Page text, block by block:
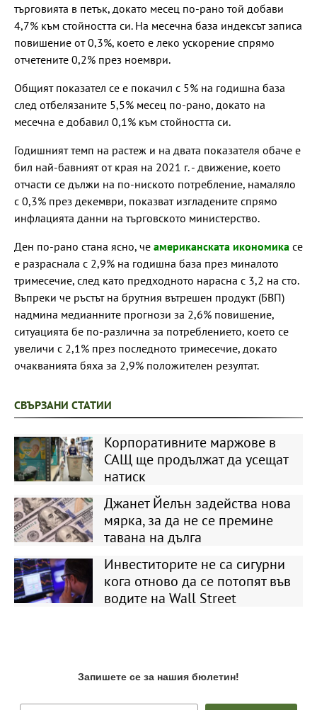
търговията в петък, докато месец по-рано той добави
4,7% към стойността си. На месечна база индексът записа
повишение от 0,3%, което е леко ускорение спрямо
отчетените 0,2% през ноември.
Общият показател се е покачил с 5% на годишна база
след отбелязаните 5,5% месец по-рано, докато на
месечна е добавил 0,1% към стойността си.
Годишният темп на растеж и на двата показателя обаче е
бил най-бавният от края на 2021 г. - движение, което
отчасти се дължи на по-ниското потребление, намаляло
с 0,3% през декември, показват изгладените спрямо
инфлацията данни на търговското министерство.
Ден по-рано стана ясно, че американската икономика се
е разраснала с 2,9% на годишна база през миналото
тримесечие, след като предходното нарасна с 3,2 на сто.
Въпреки че ръстът на брутния вътрешен продукт (БВП)
надмина медианните прогнози за 2,6% повишение,
ситуацията бе по-различна за потреблението, което се
увеличи с 2,1% през последното тримесечие, докато
очакванията бяха за 2,9% положителен резултат.
СВЪРЗАНИ СТАТИИ
Корпоративните маржове в
САЩ ще продължат да усещат
натиск
Джанет Йелън задейства нова
мярка, за да не се премине
тавана на дълга
Инвеститорите не са сигурни
кога отново да се потопят във
водите на Wall Street